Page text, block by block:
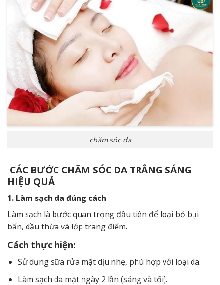
chăm sóc da
CÁC BƯỚC CHĂM SÓC DA TRẮNG SÁNG
HIỆU QUẢ
1. Làm sạch da đúng cách
Làm sạch là bước quan trọng đầu tiên để loại bỏ bụi
bẩn, dầu thừa và lớp trang điểm.
Cách thực hiện:
Sử dụng sữa rửa mặt dịu nhẹ, phù hợp với loại da.
Làm sạch da mặt ngày 2 lần (sáng và tối).